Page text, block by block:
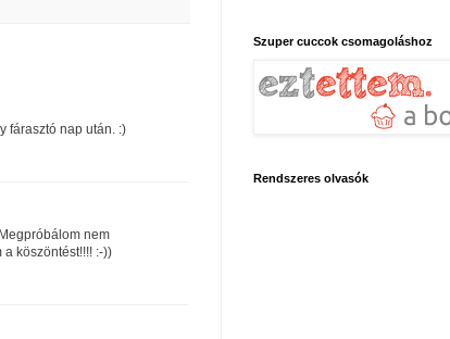
fárasztó nap után. :)
nem
köszöntést!!!! :-))
Szuper cuccok csomagoláshoz
Rendszeres olvasók